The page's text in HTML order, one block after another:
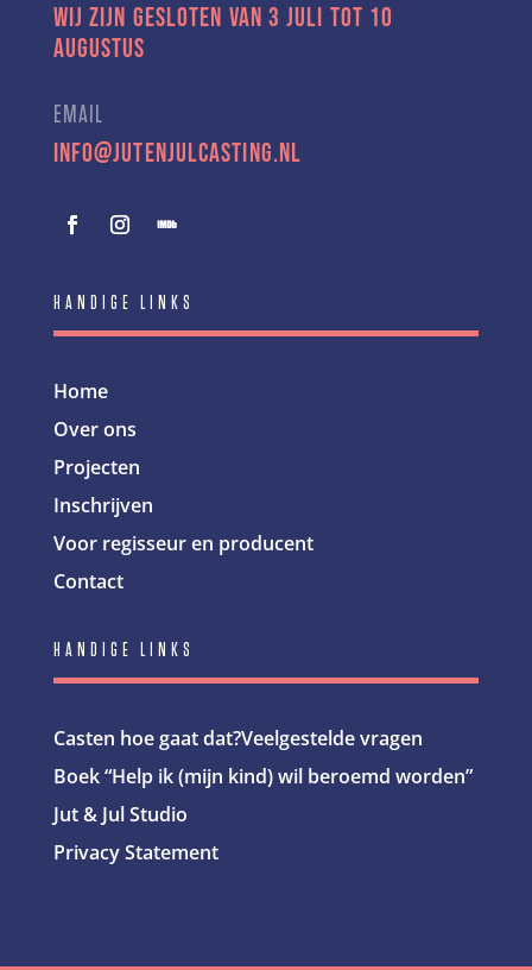
Wij zijn gesloten van 3 juli tot 10
augustus
EMAIL
info@jutenjulcasting.nl
HANDIGE LINKS
Home
Over ons
Projecten
Inschrijven
Voor regisseur en producent
Contact
HANDIGE LINKS
Casten hoe gaat dat?Veelgestelde vragen
Boek “Help ik (mijn kind) wil beroemd worden”
Jut & Jul Studio
Privacy Statement